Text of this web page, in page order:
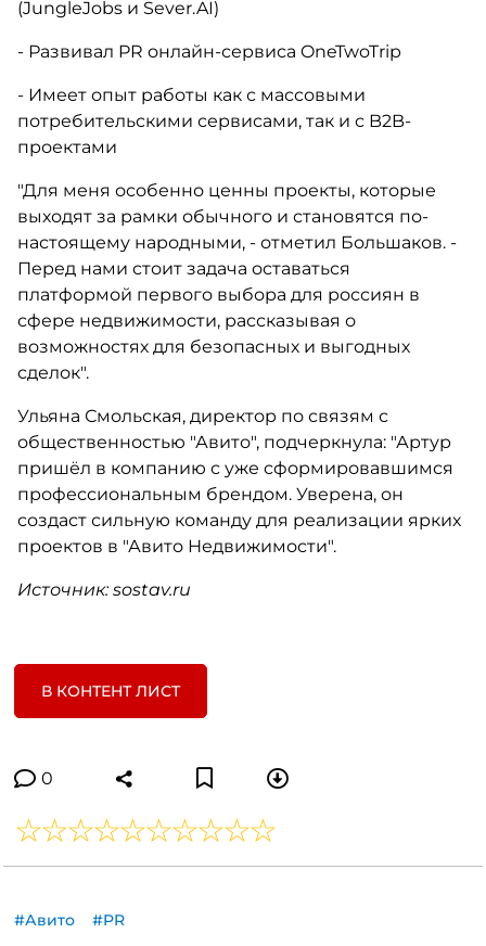
(JungleJobs и Sever.AI)
- Развивал PR онлайн-сервиса OneTwoTrip
- Имеет опыт работы как с массовыми
потребительскими сервисами, так и с B2B-
проектами
"Для меня особенно ценны проекты, которые
выходят за рамки обычного и становятся по-
настоящему народными, - отметил Большаков. -
Перед нами стоит задача оставаться
платформой первого выбора для россиян в
сфере недвижимости, рассказывая о
возможностях для безопасных и выгодных
сделок".
Ульяна Смольская, директор по связям с
общественностью "Авито", подчеркнула: "Артур
пришёл в компанию с уже сформировавшимся
профессиональным брендом. Уверена, он
создаст сильную команду для реализации ярких
проектов в "Авито Недвижимости".
Источник: sostav.ru
В КОНТЕНТ ЛИСТ
0
#Авито #PR